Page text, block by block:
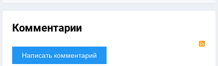
Комментарии
Написать комментарий